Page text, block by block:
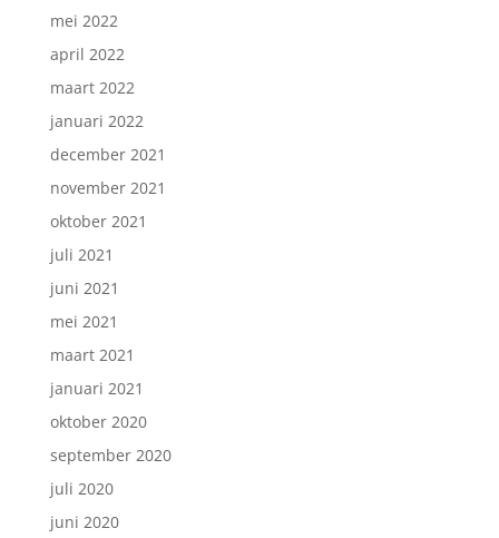
mei 2022
april 2022
maart 2022
januari 2022
december 2021
november 2021
oktober 2021
juli 2021
juni 2021
mei 2021
maart 2021
januari 2021
oktober 2020
september 2020
juli 2020
juni 2020